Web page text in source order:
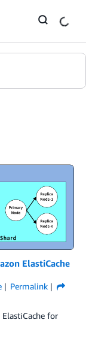
ElastiCache
Permalink
for